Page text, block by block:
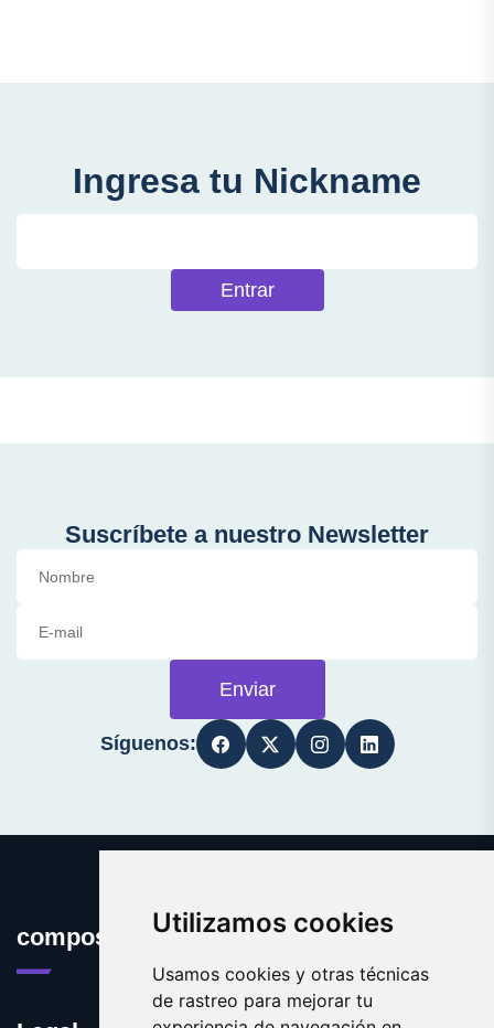
Utilizamos cookies
Usamos cookies y otras técnicas
de rastreo para mejorar tu
Ingresa tu Nickname
Entrar
Suscríbete a nuestro Newsletter
Enviar
Síguenos:
compostaje.es